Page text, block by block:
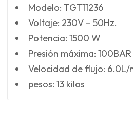
Modelo: TGT11236
Voltaje: 230V – 50Hz.
Potencia: 1500 W
Presión máxima: 100BAR
Velocidad de flujo: 6.0L/
pesos: 13 kilos